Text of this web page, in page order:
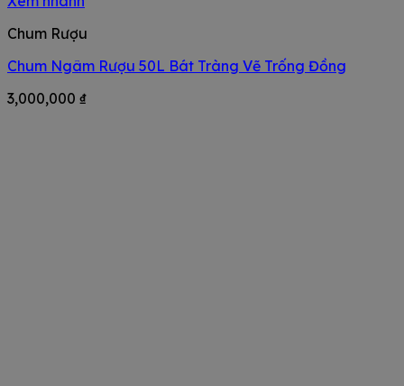
Chum Rượu
Chum Ngâm Rượu 50L Bát Tràng Vẽ Trống Đồng
3,000,000 ₫